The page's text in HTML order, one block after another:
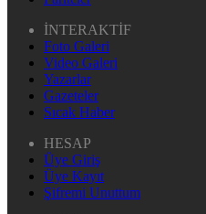
İNTERAKTİF
Foto Galeri
Video Galeri
Yazarlar
Gazeteler
Sıcak Haber
HESAP
Üye Giriş
Üye Kayıt
Şifremi Unuttum